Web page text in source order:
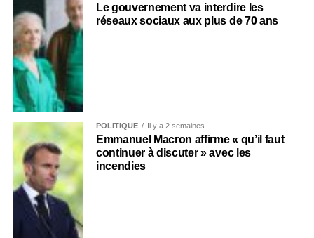
Le gouvernement va interdire les
réseaux sociaux aux plus de 70 ans
POLITIQUE Il y a 2 semaines
Emmanuel Macron affirme « qu’il faut
continuer à discuter » avec les
incendies